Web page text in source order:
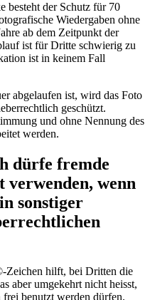
besteht der Schutz für 70
Wiedergaben ohne
ab dem Zeitpunkt der
ist für Dritte schwierig zu
ist in keinem Fall
abgelaufen ist, wird das Foto
geschützt.
und ohne Nennung des
werden.
dürfe fremde
verwenden, wenn
sonstiger
Zeichen hilft, bei Dritten die
aber umgekehrt nicht heisst,
benutzt werden dürfen.